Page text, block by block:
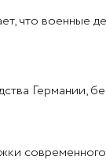
что военные
Германии,